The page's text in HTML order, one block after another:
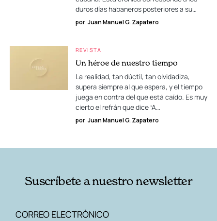
duros días habaneros posteriores a su…
por Juan Manuel G. Zapatero
REVISTA
Un héroe de nuestro tiempo
La realidad, tan dúctil, tan olvidadiza,
supera siempre al que espera, y el tiempo
juega en contra del que está caído. Es muy
cierto el refrán que dice “A…
por Juan Manuel G. Zapatero
Suscríbete a nuestro newsletter